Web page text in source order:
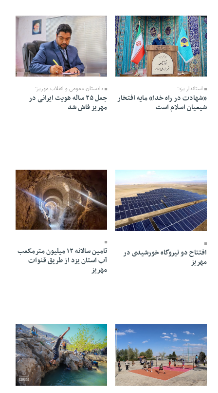
04 Ordibehesht 1405 - 21:01
استاندار یزد:
«شهادت در راه خدا» مایه افتخار
شیعیان اسلام است
26 Farvardin 1405 - 11:34
دادستان عمومی و انقلاب مهریز:
جعل ۲۵ ساله هویت ایرانی در
مهریز فاش شد
21 Farvardin 1405 - 17:29
افتتاح دو نیروگاه خورشیدی در
مهریز
15 Farvardin 1405 - 15:14
تامین سالانه ۱۲ میلیون مترمکعب
آب استان یزد از طریق قنوات
مهریز
15 Farvardin 1405 - 15:10
13 Farvardin 1405 - 22:50